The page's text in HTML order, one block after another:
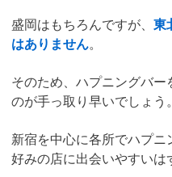
盛岡はもちろんですが、 東
はありません。
そのため、ハプニングバ
のが手っ取り早いでしょう。
新宿を中心に各所でハプニ
好みの店に出会いやすいは